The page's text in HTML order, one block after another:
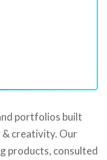
portfolios built
& creativity. Our
products, consulted